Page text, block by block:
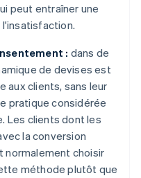
peut entraîner une
: dans de
de devises est
aux clients, sans leur
pratique considérée
Les clients dont les
la conversion
normalement choisir
méthode plutôt que